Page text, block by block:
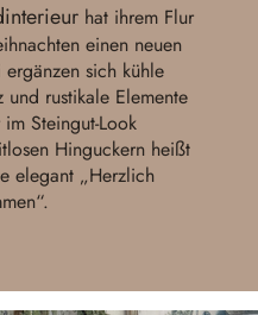
hat ihrem Flur
einen neuen
sich kühle
rustikale Elemente
Steingut-Look
Hinguckern heißt
elegant „Herzlich